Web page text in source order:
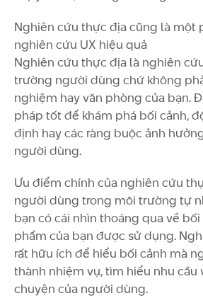
Nghiên cứu thực địa cũng là một
nghiên cứu UX hiệu quả
Nghiên cứu thực địa là nghiên
trường người dùng chứ không
nghiệm hay văn phòng của bạn.
pháp tốt để khám phá bối cảnh,
định hay các ràng buộc ảnh
người dùng.
Ưu điểm chính của nghiên cứu
người dùng trong môi trường tự
bạn có cái nhìn thoáng qua về bối
phẩm của bạn được sử dụng.
rất hữu ích để hiểu bối cảnh mà
thành nhiệm vụ, tìm hiểu nhu cầu
chuyện của người dùng.